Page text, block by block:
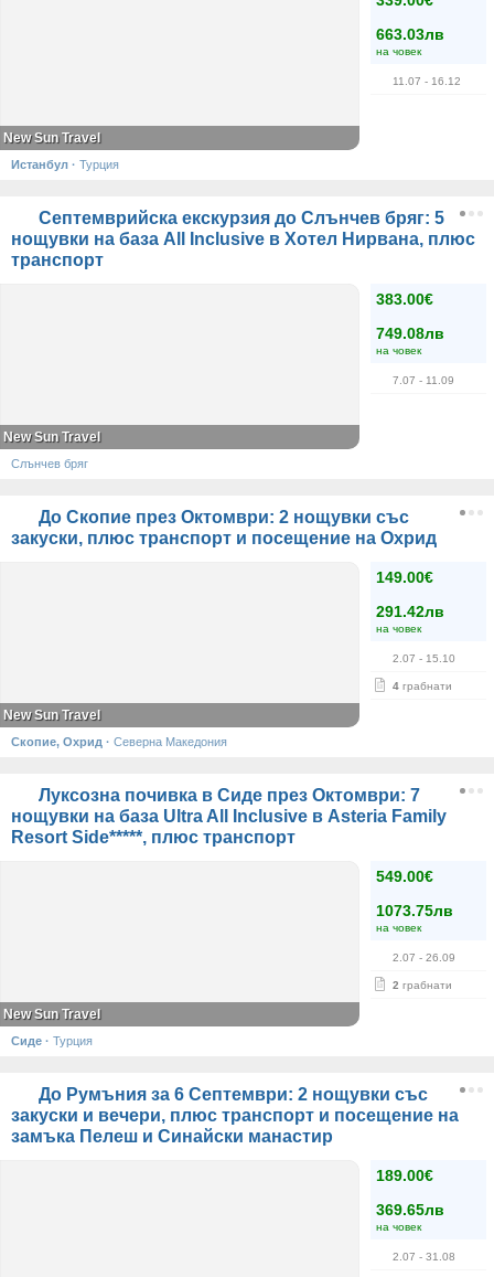
663.03лв
на човек
11.07 - 16.12
New Sun Travel
Истанбул · Турция
Септемврийска екскурзия до Слънчев бряг: 5
нощувки на база All Inclusive в Хотел Нирвана, плюс
транспорт
383.00€
749.08лв
на човек
7.07 - 11.09
New Sun Travel
Слънчев бряг
До Скопие през Октомври: 2 нощувки със
закуски, плюс транспорт и посещение на Охрид
149.00€
291.42лв
на човек
2.07 - 15.10
4 грабнати
New Sun Travel
Скопие, Охрид · Северна Македония
Луксозна почивка в Сиде през Октомври: 7
нощувки на база Ultra All Inclusive в Asteria Family
Resort Side*****, плюс транспорт
549.00€
1073.75лв
на човек
2.07 - 26.09
2 грабнати
New Sun Travel
Сиде · Турция
До Румъния за 6 Септември: 2 нощувки със
закуски и вечери, плюс транспорт и посещение на
замъка Пелеш и Синайски манастир
189.00€
369.65лв
на човек
2.07 - 31.08